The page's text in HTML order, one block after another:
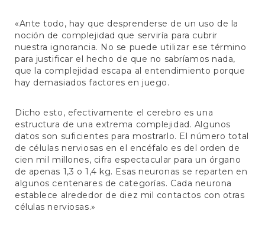
«Ante todo, hay que desprenderse de un uso de la
noción de complejidad que serviría para cubrir
nuestra ignorancia. No se puede utilizar ese término
para justificar el hecho de que no sabríamos nada,
que la complejidad escapa al entendimiento porque
hay demasiados factores en juego.
Dicho esto, efectivamente el cerebro es una
estructura de una extrema complejidad. Algunos
datos son suficientes para mostrarlo. El número total
de células nerviosas en el encéfalo es del orden de
cien mil millones, cifra espectacular para un órgano
de apenas 1,3 o 1,4 kg. Esas neuronas se reparten en
algunos centenares de categorías. Cada neurona
establece alrededor de diez mil contactos con otras
células nerviosas.»